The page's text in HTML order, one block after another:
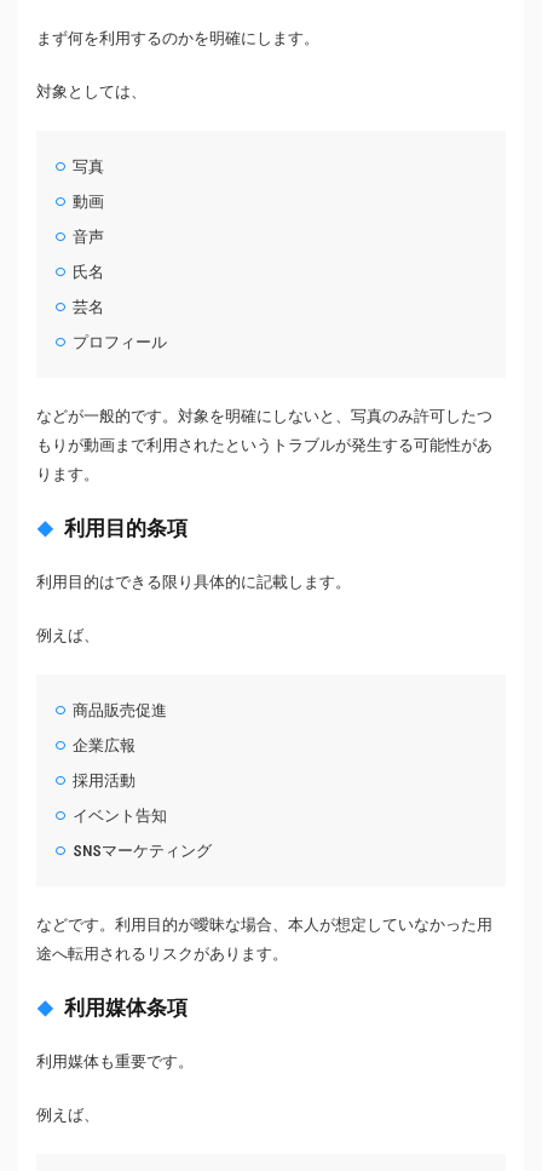
まず何を利用するのかを明確にします。
対象としては、
写真
動画
音声
氏名
芸名
プロフィール
などが一般的です。対象を明確にしないと、写真のみ許可したつ
もりが動画まで利用されたというトラブルが発生する可能性があ
ります。
利用目的条項
利用目的はできる限り具体的に記載します。
例えば、
商品販売促進
企業広報
採用活動
イベント告知
SNSマーケティング
などです。利用目的が曖昧な場合、本人が想定していなかった用
途へ転用されるリスクがあります。
利用媒体条項
利用媒体も重要です。
例えば、